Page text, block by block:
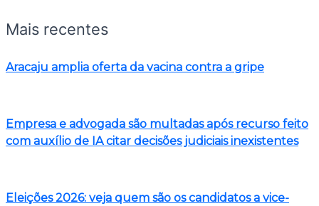
Mais recentes
Aracaju amplia oferta da vacina contra a gripe
Empresa e advogada são multadas após recurso feito
com auxílio de IA citar decisões judiciais inexistentes
Eleições 2026: veja quem são os candidatos a vice-